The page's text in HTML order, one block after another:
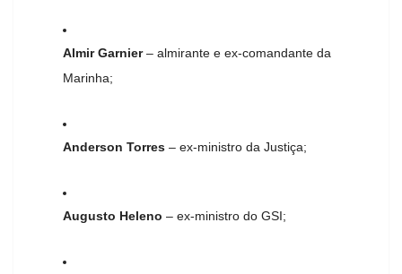
Almir Garnier– almirante e ex-comandante da
Marinha;
Anderson Torres – ex-ministro da Justiça;
Augusto Heleno – ex-ministro do GSI;